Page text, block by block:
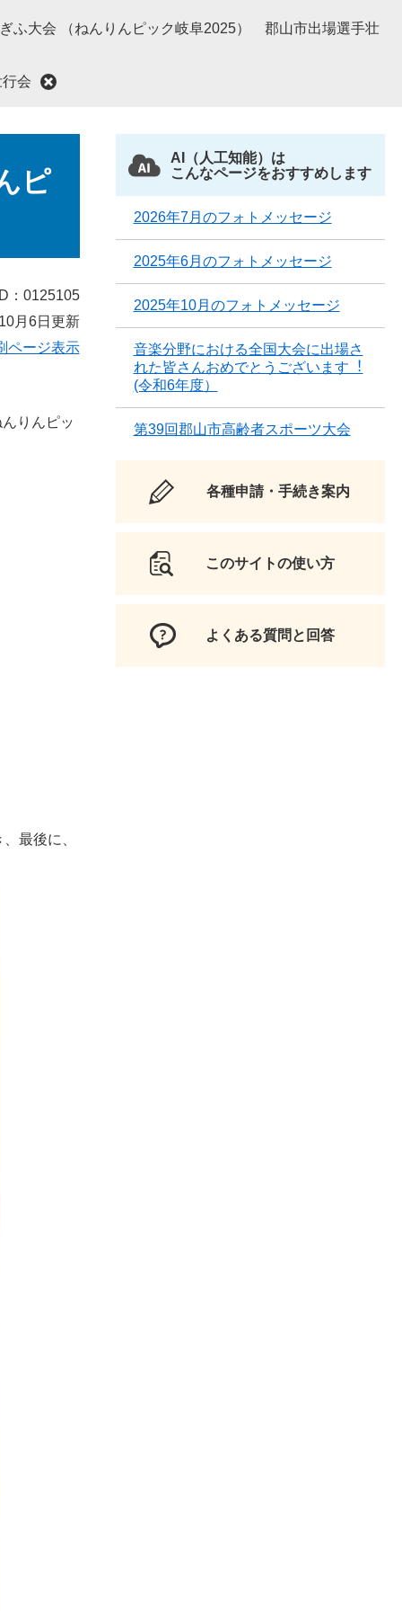
ふ大会 （ねんりんピック岐阜2025） 郡山市出場選手壮
会
ピ
：0125105
月6日更新
ページ表示
りんピッ
最後に、
AI（人工知能）は
こんなページをおすすめします
2026年7月のフォトメッセージ
2025年6月のフォトメッセージ
2025年10月のフォトメッセージ
音楽分野における全国大会に出場さ
れた皆さんおめでとうございます︕
(令和6年度）
第39回郡山市高齢者スポーツ大会
各種申請・手続き案内
このサイトの使い方
よくある質問と回答